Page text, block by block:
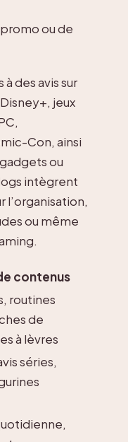
ou de
des avis sur
jeux
Con, ainsi
ou
intègrent
l’organisation,
ou même
contenus
routines
de
à lèvres
séries,